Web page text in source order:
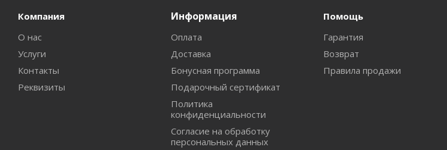
Компания
О нас
Услуги
Контакты
Реквизиты
Информация
Оплата
Доставка
Бонусная программа
Подарочный сертификат
Политика
конфиденциальности
Согласие на обработку
персональных данных
Помощь
Гарантия
Возврат
Правила продажи